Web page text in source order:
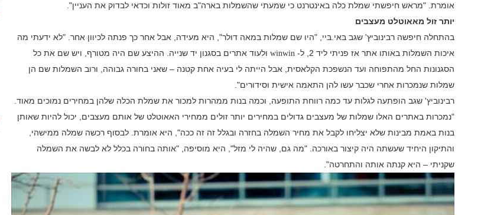
אומרת. "מראש חיפשתי שמלת כלה באינטרנט כי שמעתי שהשמלות בארה"ב מאוד זולות וכדאי לבדוק את העניין".
יותר זול מאאוטלט מעצבים
בהתחלה חיפשה רבינוביץ' שגב באי.ביי, "היו שם שמלות במאה דולר", היא מעידה, אבל אחר כך פנתה לכיוון אחר. "לא ידעתי מה
איכות השמלות באותו אתר אז פניתי ליד 2, ל-
winwin ולעוד אתרים בסגנון יד שנייה. ההיצע שם היה מטורף, ויש שם את כל
הסגנונות החל מהתפוחה ועד הנשפכת הקלאסית, אבל הייתה לי בעיה אחת קטנה – שאני בחורה גבוהה, ורוב השמלות שם הן
שמלות שנמכרות אחרי שכבר עשו להן התאמה אישית וסידורים".
רבינוביץ' שגב הופתעה לגלות עד כמה רווחת התופעה, וכמה בנות ממהרות למכור את שמלת הכלה שלהן במחירים נמוכים מאוד.
"נמכרות באתרים האלו שמלות של מעצבים גדולים במחירים יותר זולים ממחירי האאוטלט של אותם מעצבים, יכול להיות שאותן
בנות באמת מבינות שלא יצליחו לקבל את מחיר השמלה בחזרה ובגלל זה זה ככה", היא אומרת. לבסוף רכשה שמלה ממישהי,
והתיקון היחיד שעשתה היה קיצור באורכה. "מה גם, שהיה לי מזל", היא מוסיפה, "אותה בחורה בכלל לא לבשה את השמלה
שקניתי – היא קנתה אותה והתחרטה".